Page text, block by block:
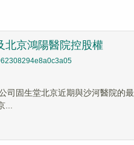
北京鴻陽醫院控股權
司固生堂北京近期與沙河醫院的